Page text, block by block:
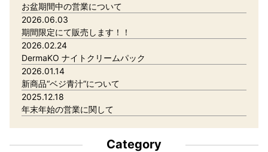
お盆期間中の営業について
2026.06.03
期間限定にて販売します！！
2026.02.24
DermaKO ナイトクリームパック
2026.01.14
新商品“ベジ青汁“について
2025.12.18
年末年始の営業に関して
Category